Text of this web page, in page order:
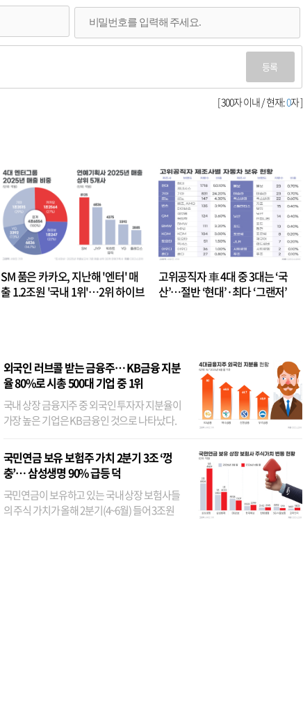
등록
[ 300자 이내 / 현재:0자 ]
SM 품은 카카오, 지난해 '엔터' 매
출 1.2조원 '국내 1위'…2위 하이브
고위공직자 車 4대 중 3대는 ‘국
산’…절반 ‘현대’·최다 ‘그랜저’
외국인 러브콜 받는 금융주… KB금융 지분
율 80%로 시총 500대 기업 중 1위
국내 상장 금융지주 중 외국인 투자자 지분율이
가장 높은 기업은 KB금융인 것으로 나타났다.
융이었다. 특히 KB금융은 지난달 말 기준 해외
기관투자자 지분율이...
국민연금 보유 보험주 가치 2분기 3조 ‘껑
충’… 삼성생명 90% 급등 덕
국민연금이 보유하고 있는 국내 상장 보험사들
의 주식 가치가 올해 2분기(4~6월) 들어 3조원